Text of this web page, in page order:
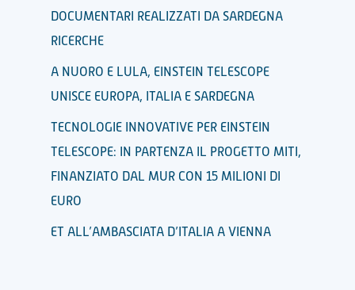
DOCUMENTARI REALIZZATI DA SARDEGNA
RICERCHE
A NUORO E LULA, EINSTEIN TELESCOPE
UNISCE EUROPA, ITALIA E SARDEGNA
TECNOLOGIE INNOVATIVE PER EINSTEIN
TELESCOPE: IN PARTENZA IL PROGETTO MITI,
FINANZIATO DAL MUR CON 15 MILIONI DI
EURO
ET ALL’AMBASCIATA D’ITALIA A VIENNA